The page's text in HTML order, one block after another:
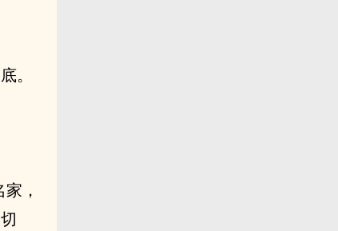
。
，